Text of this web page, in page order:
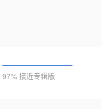
97% 接近专辑版